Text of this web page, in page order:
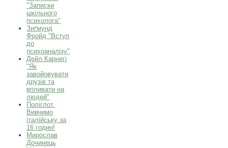
"Записки
шкільного
психолога"
Зиґмунд
Фройд "Вступ
до
психоаналізу"
Дейл Карнегі
"Як
завойовувати
друзів та
впливати на
людей"
Поліглот.
Вивчимо
італійську за
16 годин!
Мирослав
Дочинець